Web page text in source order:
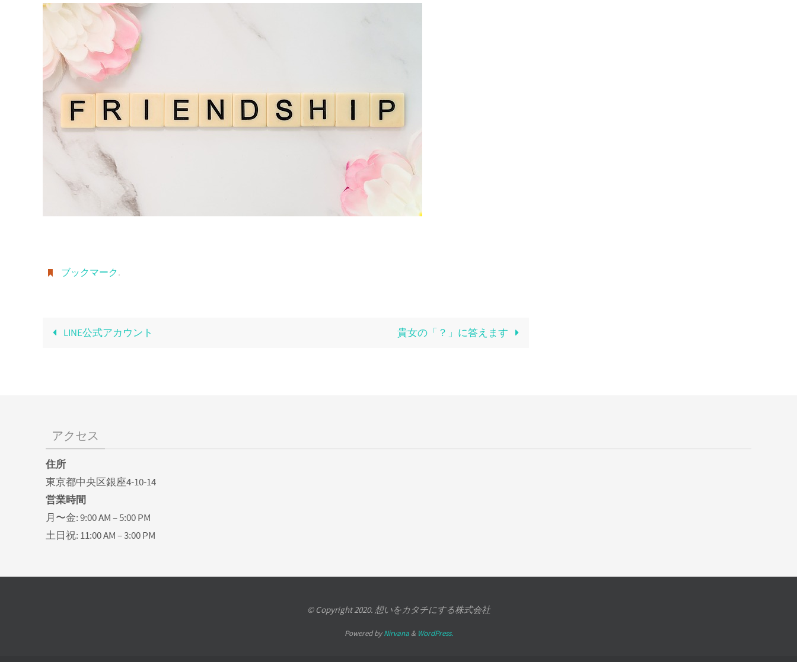
ブックマーク .
LINE公式アカウント 貴女の「？」に答えます
アクセス
住所
東京都中央区銀座4-10-14
営業時間
月〜金: 9:00 AM – 5:00 PM
土日祝: 11:00 AM – 3:00 PM
© Copyright 2020. 想いをカタチにする株式会社
Powered byNirvana& WordPress.